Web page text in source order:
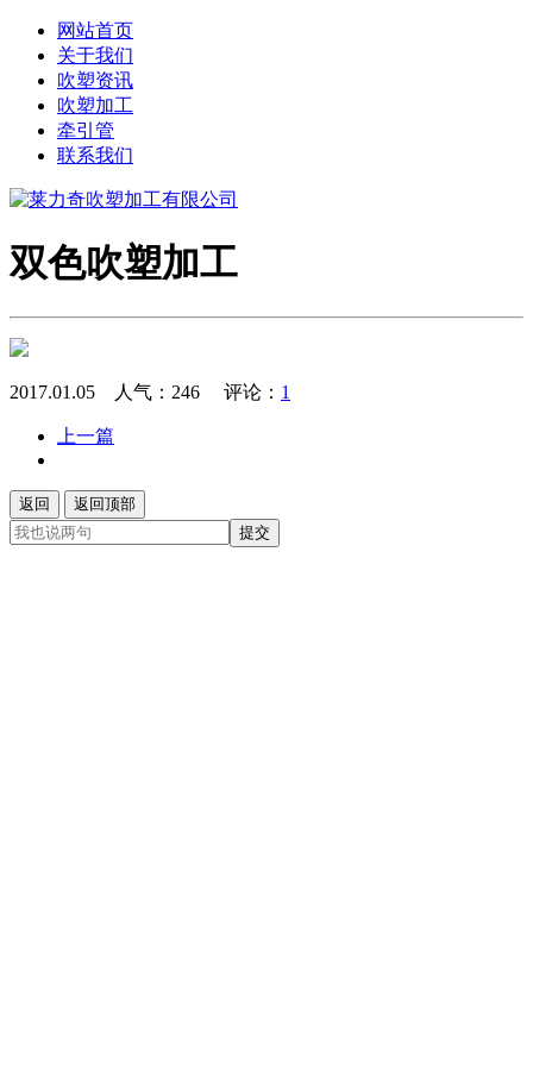
网站首页
关于我们
吹塑资讯
吹塑加工
牵引管
联系我们
双色吹塑加工
2017.01.05 人气： 246 评论： 1
上一篇
返回
返回顶部
提交